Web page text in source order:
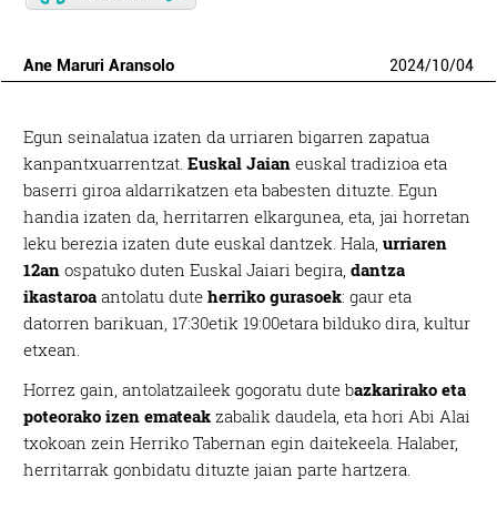
Ane Maruri Aransolo 2024/10/04
Egun seinalatua izaten da urriaren bigarren zapatua
kanpantxuarrentzat.Euskal Jaian euskal tradizioa eta
baserri giroa aldarrikatzen eta babesten dituzte. Egun
handia izaten da, herritarren elkargunea, eta, jai horretan
leku berezia izaten dute euskal dantzek. Hala,urriaren
12an ospatuko duten Euskal Jaiari begira, dantza
ikastaroa antolatu dute herriko gurasoek: gaur eta
datorren barikuan, 17:30etik 19:00etara bilduko dira, kultur
etxean.
Horrez gain, antolatzaileek gogoratu dute bazkarirako eta
poteorako izen emateak zabalik daudela, eta hori Abi Alai
txokoan zein Herriko Tabernan egin daitekeela. Halaber,
herritarrak gonbidatu dituzte jaian parte hartzera.